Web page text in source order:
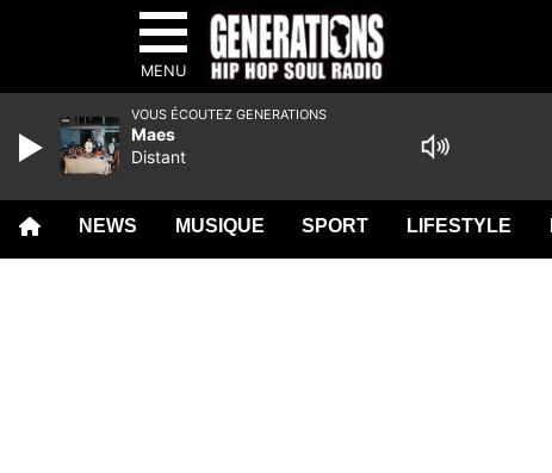
MENU
NEWS MUSIQUE SPORT LIFESTYLE
VOUS ÉCOUTEZ GENERATIONS
Maes
Distant